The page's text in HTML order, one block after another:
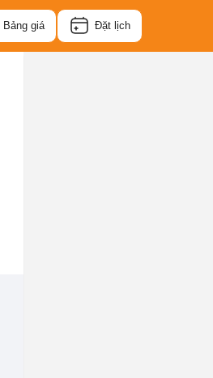
Bảng giá Đặt lịch